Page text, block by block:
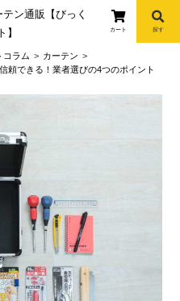
カート 探す
コラム
カーテン
頼できる！業者選びの4つのポイント